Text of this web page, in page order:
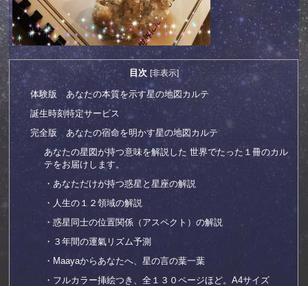
目次 [非表示]
体験版 あなたの本質を示す星の地図カルテ
誕生時刻特定サービス
完全版 あなたの宿命を明かす星の地図カルテ
あなたの星図が持つ意味を解説した 世界でたった１冊のカル
テをお届けします。
・あなただけが持つ惑星と星座の解説
・人生の１２領域の解説
・惑星同士の位置関係（アスペクト）の解説
・３年間の運氣リズム予測
・Maayaからあなたへ、星の言の葉一葉
・フルカラー挿絵つき、全１３０ページほど。A4サイズ